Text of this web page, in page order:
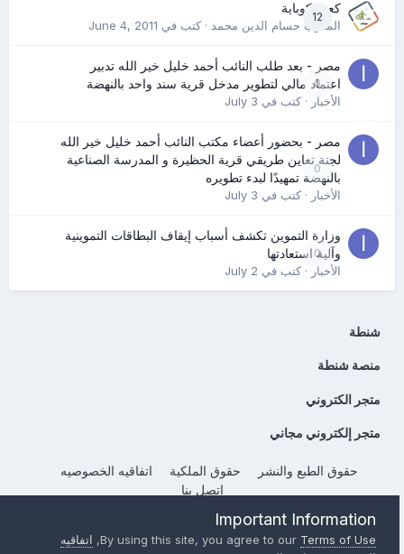
12
كعب كوباية
المدرب حسام الدين محمد· كتب في June 4, 2011
0
مصر - بعد طلب النائب أحمد خليل خير الله تدبير
اعتماد مالي لتطوير مدخل قرية سند واحد بالنهضة
الأخبار· كتب في July 3
0
مصر - بحضور أعضاء مكتب النائب أحمد خليل خير الله
لجنة تعاين طريقي قرية الحظيرة و المدرسة الصناعية
بالنهضة تمهيدًا لبدء تطويره
الأخبار· كتب في July 3
0
وزارة التموين تكشف أسباب إيقاف البطاقات التموينية
وآلية استعادتها
الأخبار· كتب في July 2
شنطة
منصة شنطة
متجر الكتروني
متجر إلكتروني مجاني
حقوق الطبع والنشر حقوق الملكية
اتفاقيه الخصوصيه
إتصل بنا
Powered by Invision CommunityImportant Information
By using this site, you agree to ourTerms of Use
, اتفاقيه